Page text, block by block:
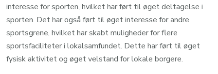
interesse for sporten, hvilket har ført til øget deltagelse i
sporten. Det har også ført til øget interesse for andre
sportsgrene, hvilket har skabt muligheder for flere
sportsfaciliteter i lokalsamfundet. Dette har ført til øget
fysisk aktivitet og øget velstand for lokale borgere.